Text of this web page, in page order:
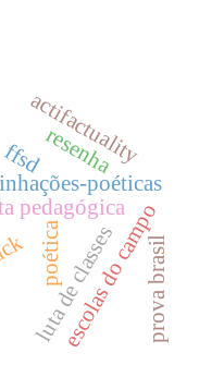
pedagógica
poéticas
poéticaescolas do campo
ffsdresenha
actifactuality
luta de classes prova brasil